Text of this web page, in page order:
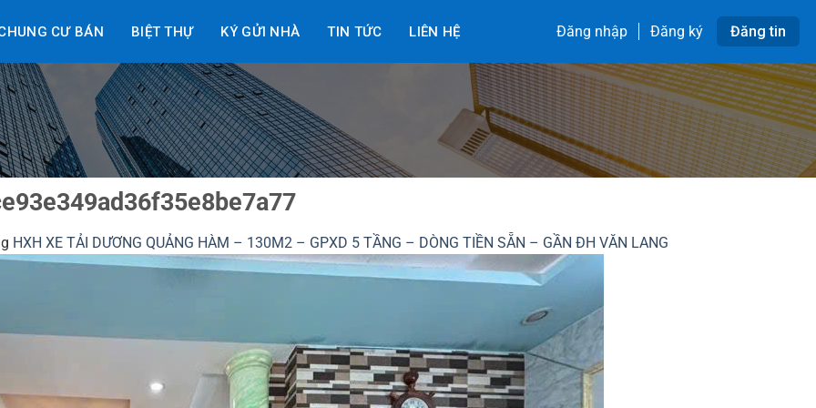
CƯ BÁN BIỆT THỰ KÝ GỬI NHÀ TIN TỨC LIÊN HỆ Đăng nhập Đăng ký Đăng tin
HXH XE TẢI DƯƠNG QUẢNG HÀM – 130M2 – GPXD 5 TẦNG – DÒNG TIỀN SẴN – GẦN ĐH VĂN LANG